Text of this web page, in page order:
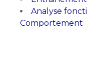
Analyse
Comportement